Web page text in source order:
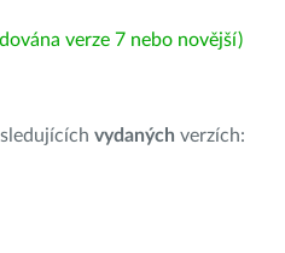
verze 7 nebo novější)
vydaných verzích: